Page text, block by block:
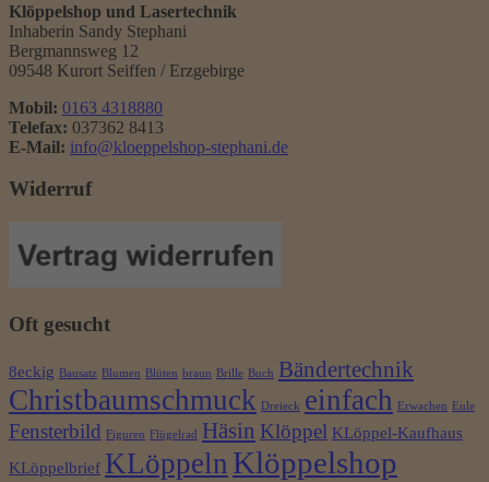
Klöppelshop und Lasertechnik
Inhaberin Sandy Stephani
Bergmannsweg 12
09548 Kurort Seiffen / Erzgebirge
Mobil: 0163 4318880
Telefax: 037362 8413
E-Mail: info@kloeppelshop-stephani.de
Widerruf
Oft gesucht
8eckig Bausatz Blumen Blüten braun Brille Buch Bändertechnik
Christbaumschmuck Dreieck einfach Erwachen Eule
Fensterbild Figuren Flügelrad Häsin Klöppel KLöppel-Kaufhaus
KLöppelbrief KLöppeln Klöppelshop